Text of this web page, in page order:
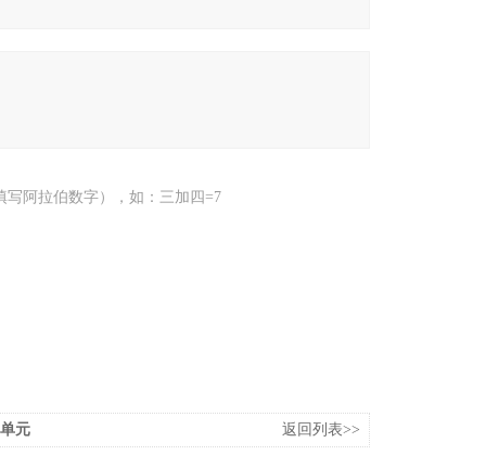
写阿拉伯数字），如：三加四=7
元 返回列表>>